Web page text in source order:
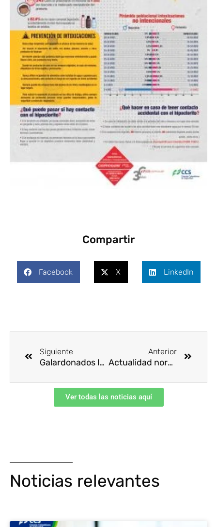
Compartir
Facebook X LinkedIn
Siguiente
Galardonados los mejores en SSTA
Anterior
Actualidad normativa: Decretada ley que prohíbe el asbesto
Ver todas las noticias aquí
Noticias relevantes